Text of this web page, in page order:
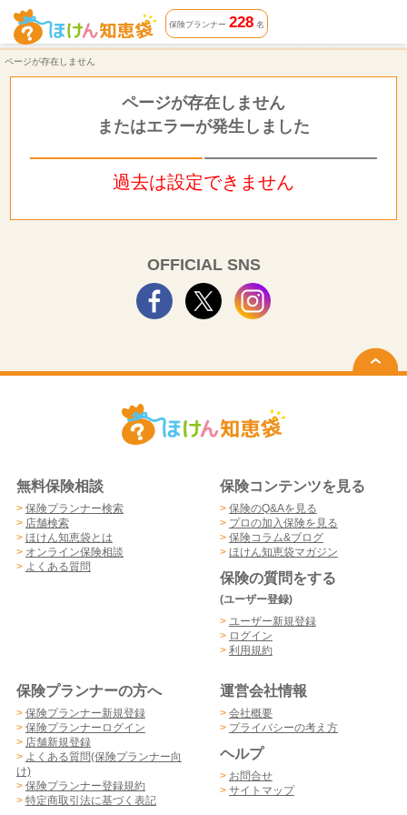
ページが存在しません | ほけん知恵袋
保険プランナー 228名
ページが存在しません
ページが存在しません
またはエラーが発生しました
過去は設定できません
OFFICIAL SNS
無料保険相談
> 保険プランナー検索
> 店舗検索
> ほけん知恵袋とは
> オンライン保険相談
> よくある質問
保険コンテンツを見る
> 保険のQ&Aを見る
> プロの加入保険を見る
> 保険コラム&ブログ
> ほけん知恵袋マガジン
保険の質問をする
(ユーザー登録)
> ユーザー新規登録
> ログイン
> 利用規約
保険プランナーの方へ
> 保険プランナー新規登録
> 保険プランナーログイン
> 店舗新規登録
> よくある質問(保険プランナー向
け)
> 保険プランナー登録規約
> 特定商取引法に基づく表記
運営会社情報
> 会社概要
> プライバシーの考え方
ヘルプ
> お問合せ
> サイトマップ